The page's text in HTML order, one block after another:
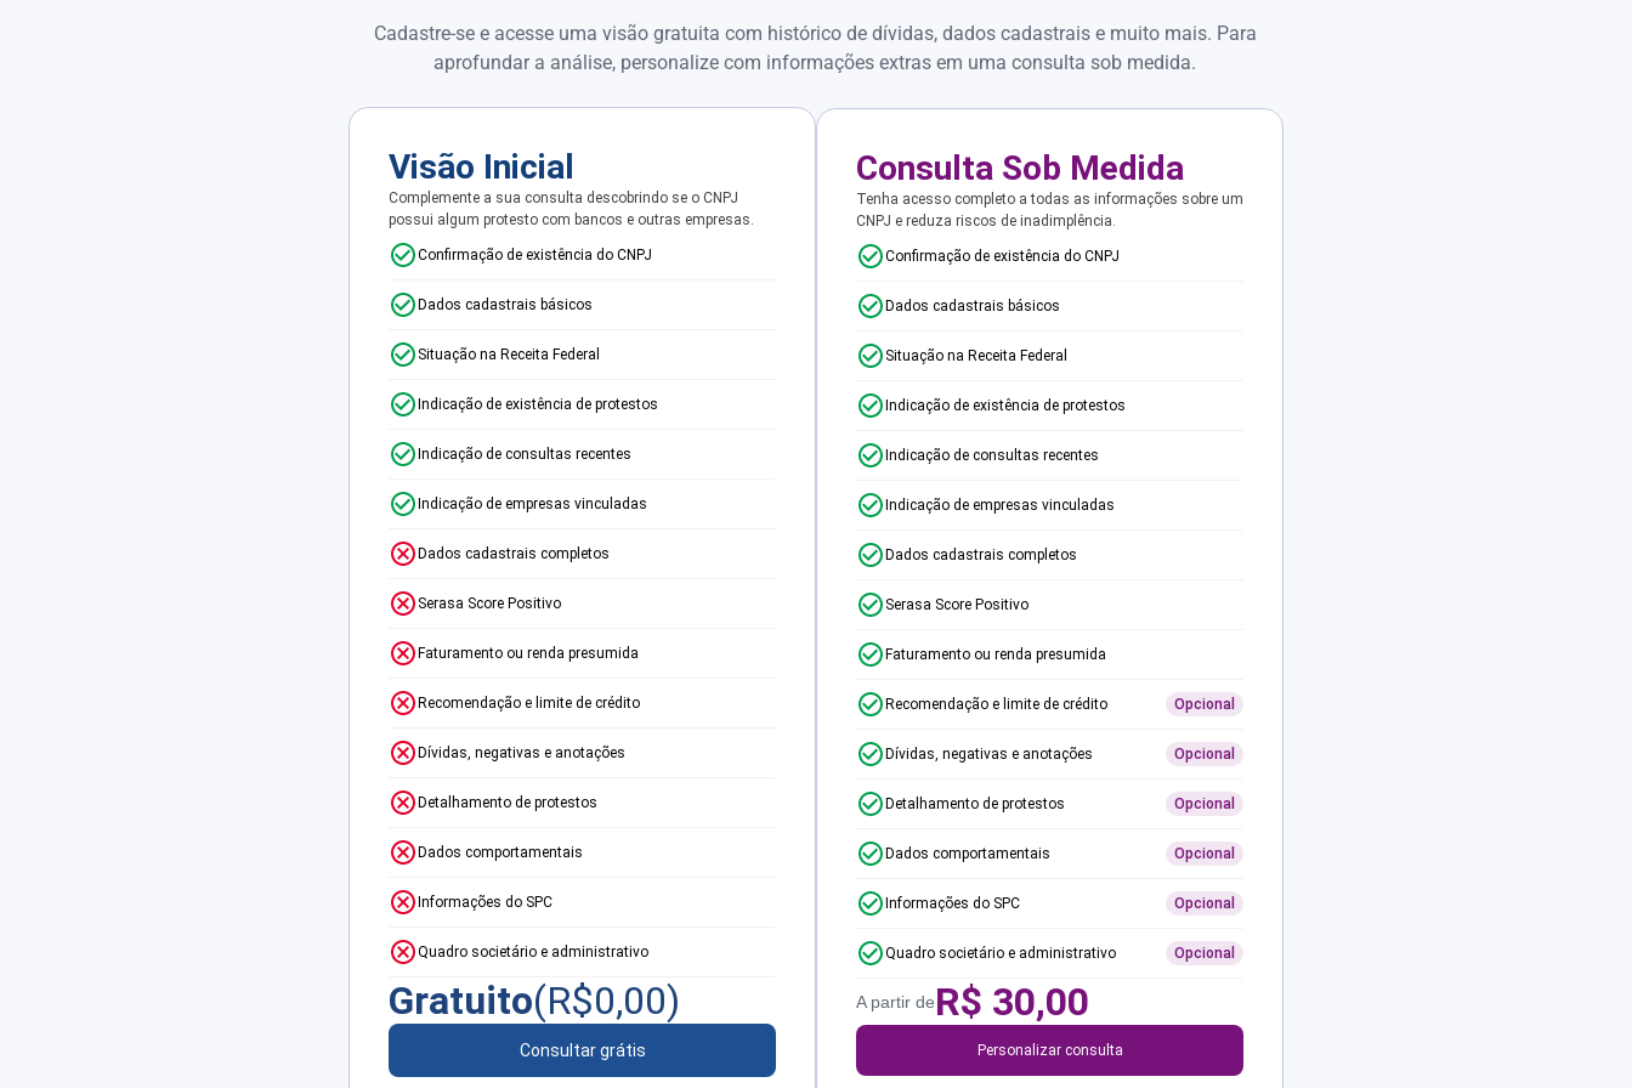
Cadastre-se e acesse uma visão gratuita com histórico de dívidas, dados cadastrais e muito mais. Para
aprofundar a análise, personalize com informações extras em uma consulta sob medida.
Visão Inicial
Complemente a sua consulta descobrindo se o CNPJ
possui algum protesto com bancos e outras empresas.
Confirmação de existência do CNPJ
Dados cadastrais básicos
Situação na Receita Federal
Indicação de existência de protestos
Indicação de consultas recentes
Indicação de empresas vinculadas
Dados cadastrais completos
Serasa Score Positivo
Faturamento ou renda presumida
Recomendação e limite de crédito
Dívidas, negativas e anotações
Detalhamento de protestos
Dados comportamentais
Informações do SPC
Quadro societário e administrativo
Gratuito(R$0,00)
Consultar grátis
Consulta Sob Medida
Tenha acesso completo a todas as informações sobre um
CNPJ e reduza riscos de inadimplência.
Confirmação de existência do CNPJ
Dados cadastrais básicos
Situação na Receita Federal
Indicação de existência de protestos
Indicação de consultas recentes
Indicação de empresas vinculadas
Dados cadastrais completos
Serasa Score Positivo
Faturamento ou renda presumida
Recomendação e limite de crédito Opcional
Dívidas, negativas e anotações Opcional
Detalhamento de protestos Opcional
Dados comportamentais Opcional
Informações do SPC Opcional
Quadro societário e administrativo Opcional
A partir deR$ 30,00
Personalizar consulta